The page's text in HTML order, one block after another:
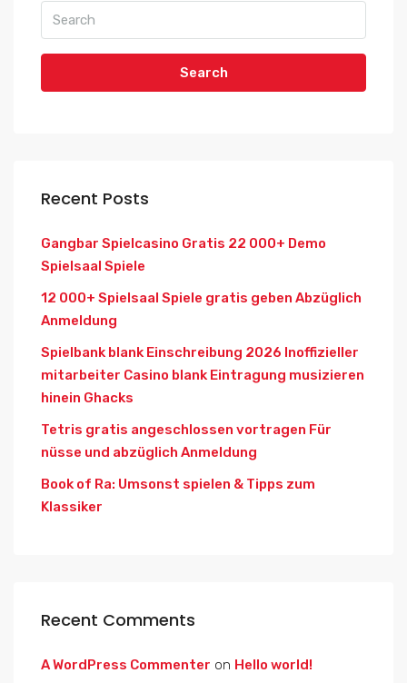
Search
Recent Posts
Gangbar Spielcasino Gratis 22 000+ Demo
Spielsaal Spiele
12 000+ Spielsaal Spiele gratis geben Abzüglich
Anmeldung
Spielbank blank Einschreibung 2026 Inoffizieller
mitarbeiter Casino blank Eintragung musizieren
hinein Ghacks
Tetris gratis angeschlossen vortragen Für
nüsse und abzüglich Anmeldung
Book of Ra: Umsonst spielen & Tipps zum
Klassiker
Recent Comments
A WordPress Commenter on Hello world!